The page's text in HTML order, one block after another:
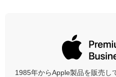
1985年からApple製品を販売し